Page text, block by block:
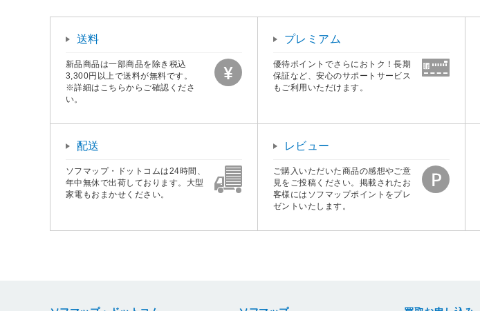
送料
新品商品は一部商品を除き税込
3,300円以上で送料が無料です。
※詳細はこちらからご確認くださ
い。
プレミアム
優待ポイントでさらにおトク！長期
保証など、安心のサポートサービス
もご利用いただけます。
配送
ソフマップ・ドットコムは24時間、
年中無休で出荷しております。大型
家電もおまかせください。
レビュー
ご購入いただいた商品の感想やご意
見をご投稿ください。掲載されたお
客様にはソフマップポイントをプレ
ゼントいたします。